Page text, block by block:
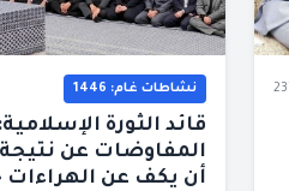
نشاطات غام: 1446
قائد الثورة
المفاوضات عن
أن يكف عن